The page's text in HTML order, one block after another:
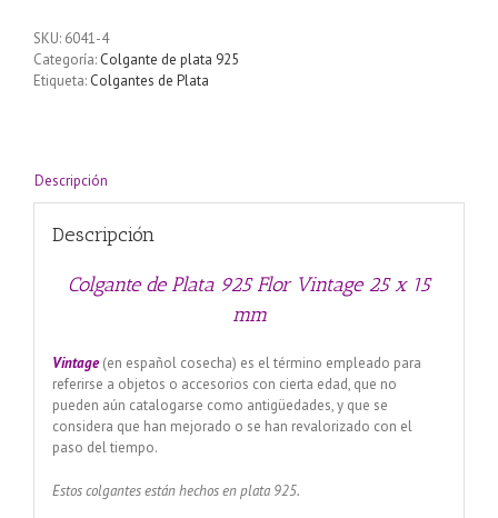
Flor
Vintage
25
cantidad
SKU: 6041-4
Categoría: Colgante de plata 925
Etiqueta: Colgantes de Plata
Descripción
Descripción
Colgante de Plata 925 Flor Vintage 25 x 15
mm
Vintage(en español cosecha) es el término empleado para
referirse a objetos o accesorios con cierta edad, que no
pueden aún catalogarse como antigüedades, y que se
considera que han mejorado o se han revalorizado con el
paso del tiempo.
Estos colgantes están hechos en plata 925.